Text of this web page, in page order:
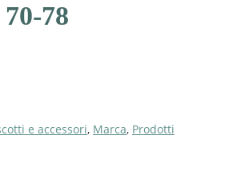
78
e accessori, Marca, Prodotti